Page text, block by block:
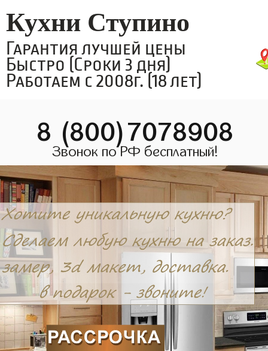
Кухни Ступино
Гарантия лучшей цены
Быстро (Сроки 3 дня)
Работаем с 2008г. (18 лет)
8 (800)7078908
Звонок по РФ бесплатный!